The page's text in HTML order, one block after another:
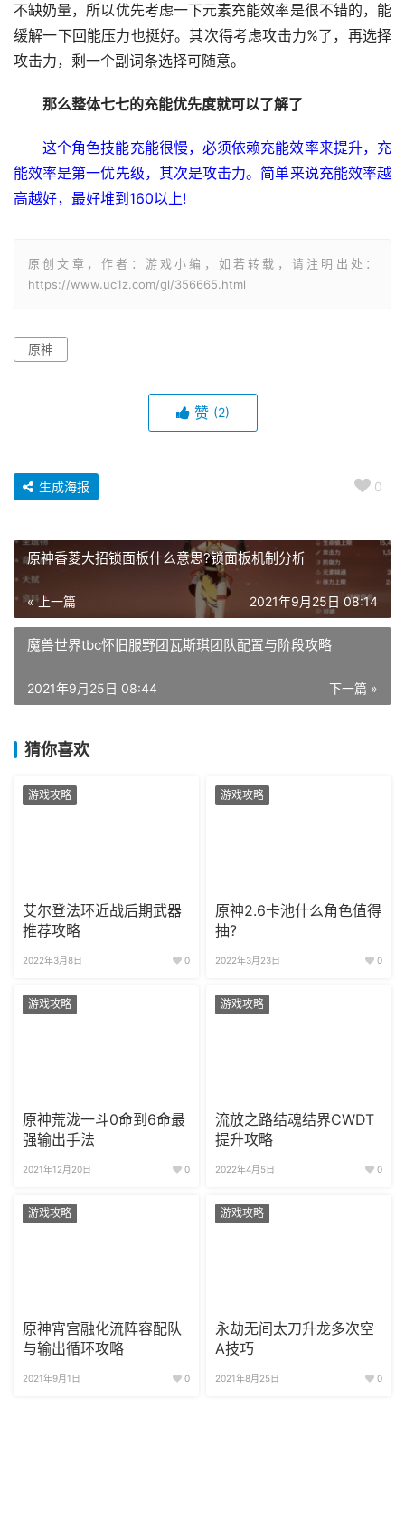
不缺奶量，所以优先考虑一下元素充能效率是很不错的，能
缓解一下回能压力也挺好。其次得考虑攻击力%了，再选择
攻击力，剩一个副词条选择可随意。
那么整体七七的充能优先度就可以了解了
这个角色技能充能很慢，必须依赖充能效率来提升，充
能效率是第一优先级，其次是攻击力。简单来说充能效率越
高越好，最好堆到160以上!
原创文章，作者：游戏小编，如若转载，请注明出处：
https://www.uc1z.com/gl/356665.html
原神
赞 (2)
0
生成海报
原神香菱大招锁面板什么意思?锁面板机制分析
« 上一篇 2021年9月25日 08:14
魔兽世界tbc怀旧服野团瓦斯琪团队配置与阶段攻略
下一篇 »
2021年9月25日 08:44
猜你喜欢
游戏攻略
艾尔登法环近战后期武器
推荐攻略
2022年3月8日 0
游戏攻略
原神2.6卡池什么角色值得
抽?
2022年3月23日 0
游戏攻略
原神荒泷一斗0命到6命最
强输出手法
2021年12月20日 0
游戏攻略
流放之路结魂结界CWDT
提升攻略
2022年4月5日 0
游戏攻略
原神宵宫融化流阵容配队
与输出循环攻略
2021年9月1日 0
游戏攻略
永劫无间太刀升龙多次空
A技巧
2021年8月25日 0